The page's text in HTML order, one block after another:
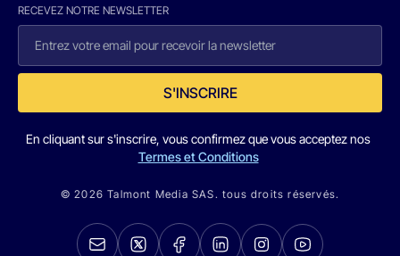
RECEVEZ NOTRE NEWSLETTER
S'INSCRIRE
En cliquant sur s'inscrire, vous confirmez que vous acceptez nos
Termes et Conditions
© 2026 Talmont Media SAS. tous droits réservés.